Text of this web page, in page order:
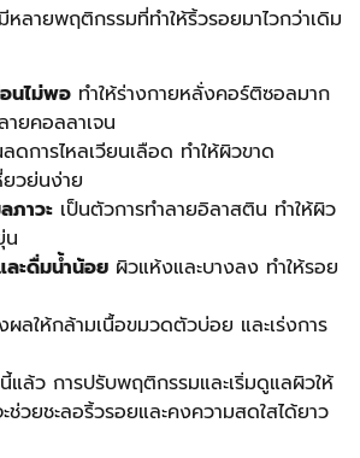
ลายพฤติกรรมที่ทำให้ริ้วรอยมาไวกว่าเดิม
นไม่พอ ทำให้ร่างกายหลั่งคอร์ติซอลมาก
ายคอลลาเจน
ดการไหลเวียนเลือด ทำให้ผิวขาด
ยวย่นง่าย
ภาวะ เป็นตัวการทำลายอิลาสติน ทำให้ผิว
น
ละดื่มน้ำน้อย ผิวแห้งและบางลง ทำให้รอย
ผลให้กล้ามเนื้อขมวดตัวบ่อย และเร่งการ
นี้แล้ว การปรับพฤติกรรมและเริ่มดูแลผิวให้
ช่วยชะลอริ้วรอยและคงความสดใสได้ยาว